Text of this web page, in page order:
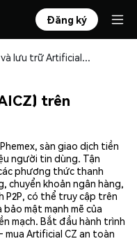
Đăng ký
Mua và lưu trữ Artificial CZ (AICZ) an toàn
trên
sàn giao dịch tiền
người tin dùng. Tận
phương thức thanh
chuyển khoản ngân hàng,
P2P, có thể truy cập trên
mật mạnh mẽ của
mạch. Bắt đầu hành trình
Artificial CZ an toàn